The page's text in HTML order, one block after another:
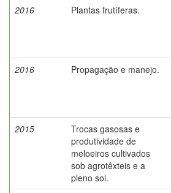
2016
Plantas frutíferas.
2016
Propagação e manejo.
2015
Trocas gasosas e
produtividade de
meloeiros cultivados
sob agrotêxteis e a
pleno sol.